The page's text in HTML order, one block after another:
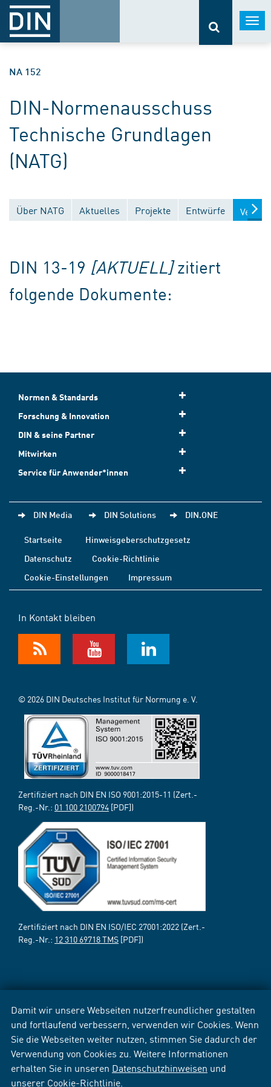
Damit wir unsere Webseiten nutzerfreundlicher gestalten
und fortlaufend verbessern, verwenden wir Cookies. Wenn
Sie die Webseiten weiter nutzen, stimmen Sie dadurch der
Verwendung von Cookies zu. Weitere Informationen
erhalten Sie in unseren Datenschutzhinweisen und
unserer Cookie-Richtlinie
NA 152
DIN-Normenausschuss
Technische Grundlagen
(NATG)
Über NATG Aktuelles Projekte Entwürfe
DIN 13-19 [AKTUELL] zitiert
folgende Dokumente:
Normen & Standards
Forschung & Innovation
DIN & seine Partner
Mitwirken
Service für Anwender*innen
DIN Media DIN Solutions DIN.ONE
Startseite
Hinweisgeberschutzgesetz
Datenschutz
Cookie-Richtlinie
Cookie-Einstellungen
Impressum
In Kontakt bleiben
© 2026 DIN Deutsches Institut für Normung e. V.
Zertifiziert nach DIN EN ISO 9001:2015-11 (Zert.-
Reg.-Nr.: 01 100 2100794 [PDF])
Zertifiziert nach DIN EN ISO/IEC 27001:2022 (Zert.-
Reg.-Nr.: 12 310 69718 TMS [PDF])